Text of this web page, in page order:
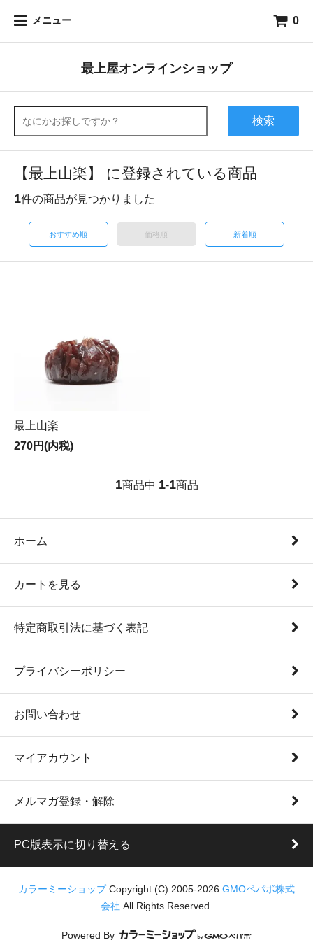
メニュー 0
最上屋オンラインショップ
検索
【最上山楽】 に登録されている商品
1件の商品が見つかりました
おすすめ順 価格順 新着順
最上山楽
270円(内税)
1商品中 1-1商品
ホーム
カートを見る
特定商取引法に基づく表記
プライバシーポリシー
お問い合わせ
マイアカウント
メルマガ登録・解除
PC版表示に切り替える
カラーミーショップ Copyright (C) 2005-2026 GMOペパボ株式
会社 All Rights Reserved.
Powered By